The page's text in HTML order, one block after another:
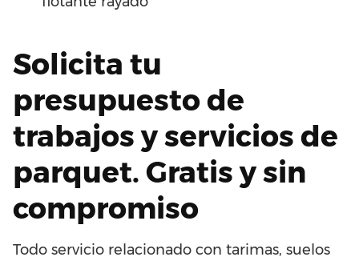
Solicita tu
presupuesto de
trabajos y servicios de
parquet. Gratis y sin
compromiso
Todo servicio relacionado con tarimas, suelos